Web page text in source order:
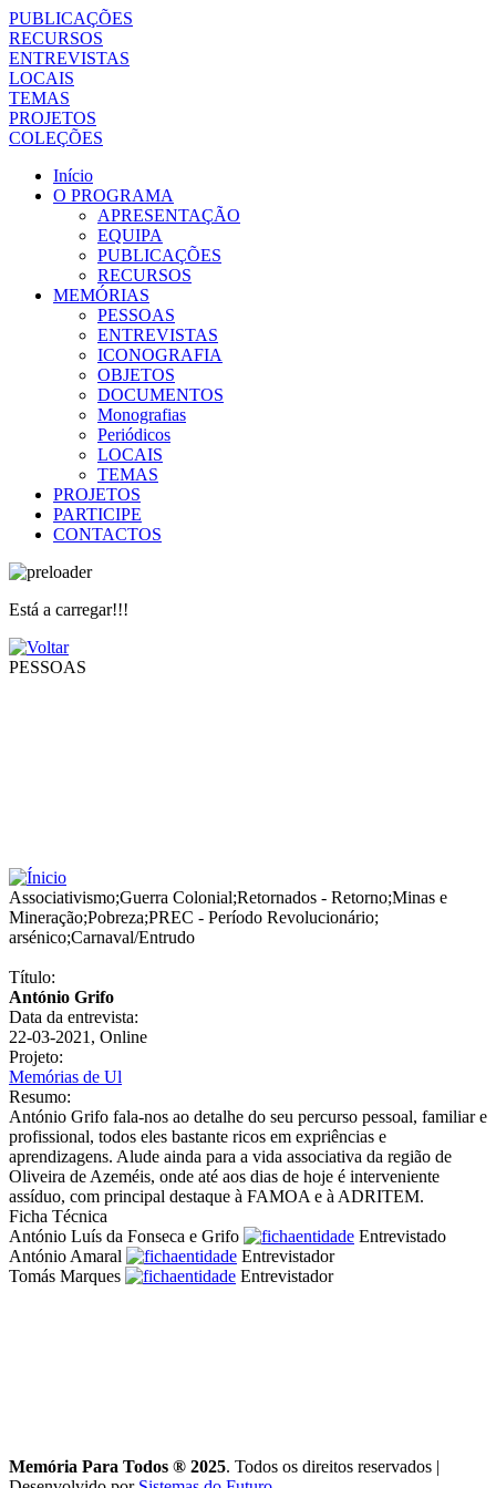
PUBLICAÇÕES
RECURSOS
ENTREVISTAS
LOCAIS
TEMAS
PROJETOS
COLEÇÕES
Início
O PROGRAMA
APRESENTAÇÃO
EQUIPA
PUBLICAÇÕES
RECURSOS
MEMÓRIAS
PESSOAS
ENTREVISTAS
ICONOGRAFIA
OBJETOS
DOCUMENTOS
Monografias
Periódicos
LOCAIS
TEMAS
PROJETOS
PARTICIPE
CONTACTOS
Está a carregar!!!
PESSOAS
Associativismo;Guerra Colonial;Retornados - Retorno;Minas e
Mineração;Pobreza;PREC - Período Revolucionário;
arsénico;Carnaval/Entrudo
Título:
António Grifo
Data da entrevista:
22-03-2021, Online
Projeto:
Memórias de Ul
Resumo:
António Grifo fala-nos ao detalhe do seu percurso pessoal, familiar e
profissional, todos eles bastante ricos em expriências e
aprendizagens. Alude ainda para a vida associativa da região de
Oliveira de Azeméis, onde até aos dias de hoje é interveniente
assíduo, com principal destaque à FAMOA e à ADRITEM.
Ficha Técnica
António Luís da Fonseca e Grifo
Entrevistado
António Amaral
Entrevistador
Tomás Marques
Entrevistador
Memória Para Todos ® 2025. Todos os direitos reservados |